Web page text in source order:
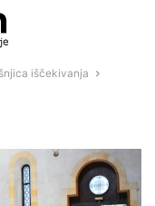
iščekivanja